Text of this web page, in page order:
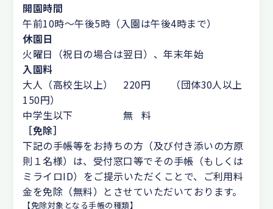
開園時間
午前10時～午後5時（入園は午後4時まで）
休園日
火曜日（祝日の場合は翌日）、年末年始
入園料
大人（高校生以上） 220円 （団体30人以上
150円）
中学生以下 無 料
［免除］
下記の手帳等をお持ちの方（及び付き添いの方原
則１名様）は、受付窓口等でその手帳（もしくは
ミライロID）をご提示いただくことで、ご利用料
金を免除（無料）とさせていただいております。
【免除対象となる手帳の種類】